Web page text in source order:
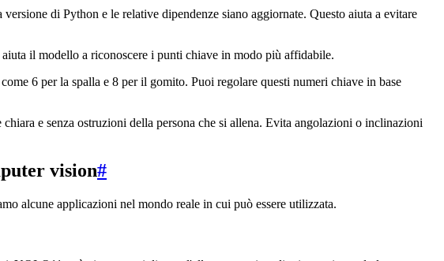
di Python e le relative dipendenze siano aggiornate. Questo aiuta a evitare
il modello a riconoscere i punti chiave in modo più affidabile.
6 per la spalla e 8 per il gomito. Puoi regolare questi numeri chiave in base
e senza ostruzioni della persona che si allena. Evita angolazioni o inclinazioni
vision#
alcune applicazioni nel mondo reale in cui può essere utilizzata.